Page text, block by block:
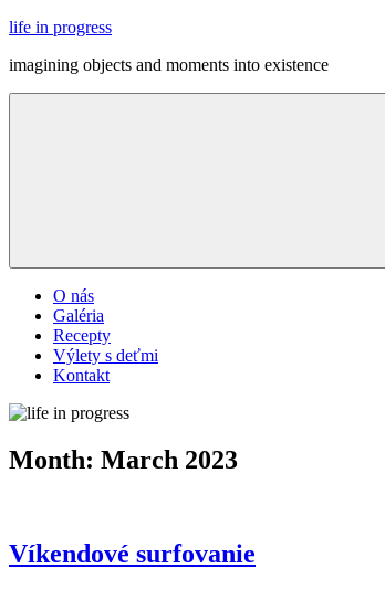
Skip
content
life in progress
imagining objects and moments into existence
Menu
O nás
Galéria
Recepty
Výlety s deťmi
Kontakt
Month: March 2023
Víkendové surfovanie